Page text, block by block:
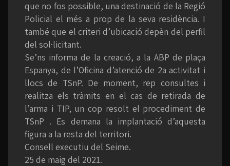
que no fos possible, una destinació de la Regió
Policial el més a prop de la seva residència. I
també que el criteri d’ubicació depèn del perfil
del sol·licitant.
Se’ns informa de la creació, a la ABP de plaça
Espanya, de l’Oficina d’atenció de 2a activitat i
llocs de TSnP. De moment, rep consultes i
realitza els tràmits en el cas de retirada de
l’arma i TIP, un cop resolt el procediment de
TSnP . Es demana la implantació d’aquesta
figura a la resta del territori.
Consell executiu del Seime.
25 de maig del 2021.